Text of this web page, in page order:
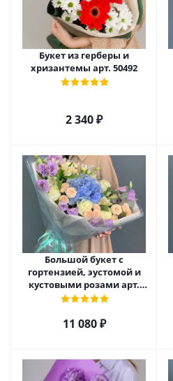
Букет из герберы и
хризантемы арт. 50492
2 340₽
Большой букет с
гортензией, эустомой и
кустовыми розами арт.
66669
11 080₽